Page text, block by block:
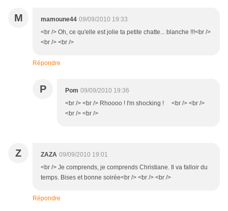
M mamoune44 09/09/2010 19:33
<br /> Oh, ce qu'elle est jolie ta petite chatte... blanche !!!<br />
<br /> <br />
Répondre
P Pom 09/09/2010 19:36
<br /> <br /> Rhoooo ! I'm shocking ! <br /> <br />
<br /> <br />
Z ZAZA 09/09/2010 19:01
<br /> Je comprends, je comprends Christiane. Il va falloir du
temps. Bises et bonne soirée<br /> <br /> <br />
Répondre